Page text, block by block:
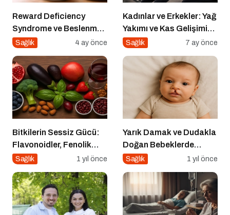
Reward Deficiency
Syndrome ve Beslenme
Davranışı
Sağlık 4 ay önce
Kadınlar ve Erkekler: Yağ
Yakımı ve Kas Gelişimi
Arasındaki Farklar
Sağlık 7 ay önce
Bitkilerin Sessiz Gücü:
Flavonoidler, Fenolik
Asitler ve Diğer
Sağlık 1 yıl önce
Yarık Damak ve Dudakla
Doğan Bebeklerde
Beslenme
Sağlık 1 yıl önce